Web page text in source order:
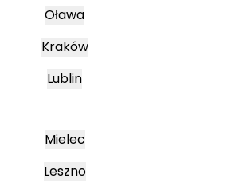
Oława
Kraków
Lublin
Mielec
Leszno